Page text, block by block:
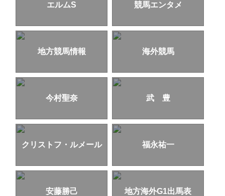
エルムS 競馬エンタメ
地方競馬情報 海外競馬
今村聖奈 武 豊
クリストフ・ルメール 福永祐一
安藤勝己 地方海外G1出馬表